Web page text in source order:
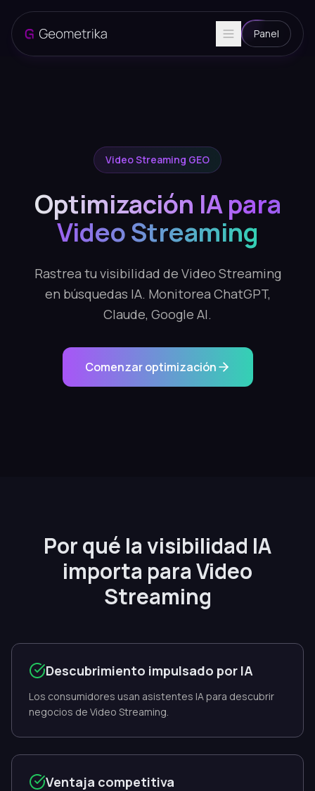
Panel
Video Streaming GEO
Optimización IA para
Video Streaming
Rastrea tu visibilidad de Video Streaming
en búsquedas IA. Monitorea ChatGPT,
Claude, Google AI.
Comenzar optimización
Por qué la visibilidad IA
importa para Video
Streaming
Descubrimiento impulsado por IA
Los consumidores usan asistentes IA para descubrir
negocios de Video Streaming.
Ventaja competitiva